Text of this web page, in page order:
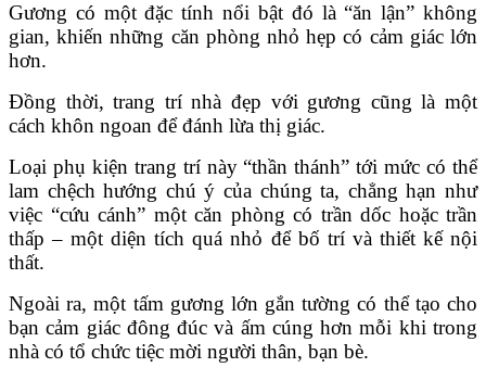
Gương có một đặc tính nổi bật đó là “ăn lận” không
gian, khiến những căn phòng nhỏ hẹp có cảm giác lớn
hơn.
Đồng thời, trang trí nhà đẹp với gương cũng là một
cách khôn ngoan để đánh lừa thị giác.
Loại phụ kiện trang trí này “thần thánh” tới mức có thể
lam chệch hướng chú ý của chúng ta, chẳng hạn như
việc “cứu cánh” một căn phòng có trần dốc hoặc trần
thấp – một diện tích quá nhỏ để bố trí và thiết kế nội
thất.
Ngoài ra, một tấm gương lớn gắn tường có thể tạo cho
bạn cảm giác đông đúc và ấm cúng hơn mỗi khi trong
nhà có tổ chức tiệc mời người thân, bạn bè.